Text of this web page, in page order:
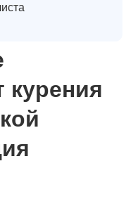
курения